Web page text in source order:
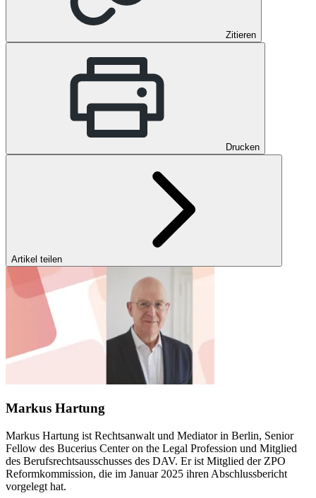
Zitieren
Drucken
Artikel teilen
Markus Hartung
Markus Hartung ist Rechtsanwalt und Mediator in Berlin, Senior
Fellow des Bucerius Center on the Legal Profession und Mitglied
des Berufsrechtsausschusses des DAV. Er ist Mitglied der ZPO
Reformkommission, die im Januar 2025 ihren Abschlussbericht
vorgelegt hat.